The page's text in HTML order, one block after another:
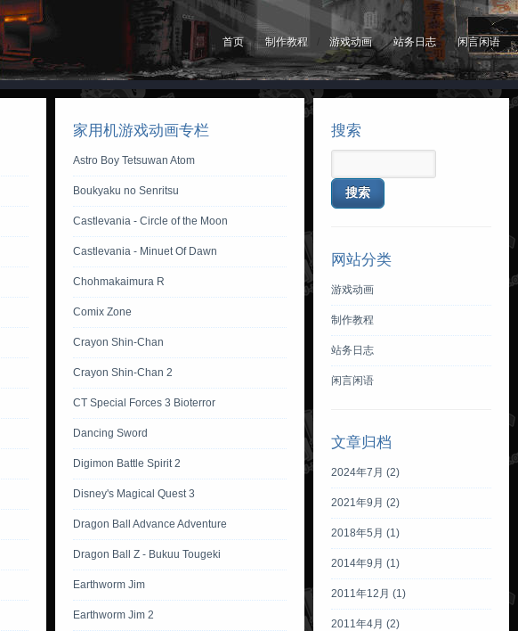
首页 制作教程 游戏动画 站务日志 闲言闲语
家用机游戏动画专栏
Astro Boy Tetsuwan Atom
Boukyaku no Senritsu
Castlevania - Circle of the Moon
Castlevania - Minuet Of Dawn
Chohmakaimura R
Comix Zone
Crayon Shin-Chan
Crayon Shin-Chan 2
CT Special Forces 3 Bioterror
Dancing Sword
Digimon Battle Spirit 2
Disney's Magical Quest 3
Dragon Ball Advance Adventure
Dragon Ball Z - Bukuu Tougeki
Earthworm Jim
Earthworm Jim 2
搜索
网站分类
游戏动画
制作教程
站务日志
闲言闲语
文章归档
2024年7月 (2)
2021年9月 (2)
2018年5月 (1)
2014年9月 (1)
2011年12月 (1)
2011年4月 (2)